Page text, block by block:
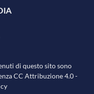
di questo sito sono
CC Attribuzione 4.0-